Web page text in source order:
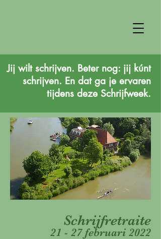
Jij wilt schrijven. Beter nog: jij kúnt
schrijven. En dat ga je ervaren
tijdens deze Schrijfweek.
Schrijfretraite
21 - 27 februari 2022